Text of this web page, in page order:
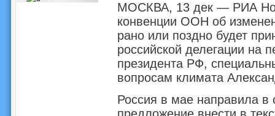
МОСКВА, 13 дек — РИА
конвенции ООН об
рано или поздно будет
российской делегации на
президента РФ,
вопросам климата
Россия в мае направила в